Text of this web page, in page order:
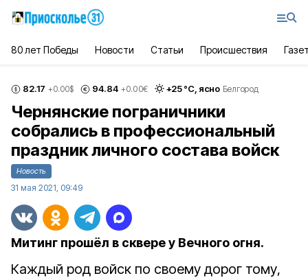
80 лет Победы Новости Статьи Происшествия
82.17 +0.00$ 94.84 +0.00€ +25°С, ясно Белгород
Чернянские пограничники
собрались в профессиональный
праздник личного состава войск
Новость
31 мая 2021, 09:49
Митинг прошёл в сквере у Вечного огня.
Каждый род войск по своему дорог тому,